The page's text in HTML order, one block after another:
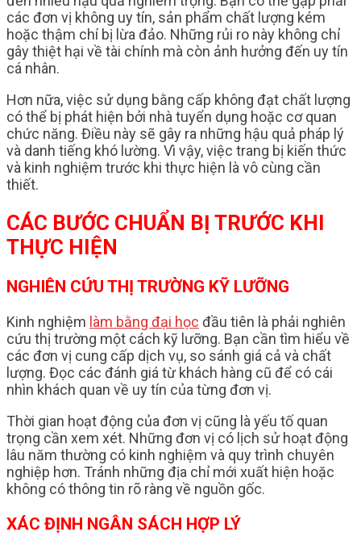
các đơn vị không uy tín, sản phẩm chất lượng kém
hoặc thậm chí bị lừa đảo. Những rủi ro này không chỉ
gây thiệt hại về tài chính mà còn ảnh hưởng đến uy tín
cá nhân.
Hơn nữa, việc sử dụng bằng cấp không đạt chất lượng
có thể bị phát hiện bởi nhà tuyển dụng hoặc cơ quan
chức năng. Điều này sẽ gây ra những hậu quả pháp lý
và danh tiếng khó lường. Vì vậy, việc trang bị kiến thức
và kinh nghiệm trước khi thực hiện là vô cùng cần
thiết.
CÁC BƯỚC CHUẨN BỊ TRƯỚC KHI
THỰC HIỆN
NGHIÊN CỨU THỊ TRƯỜNG KỸ LƯỠNG
Kinh nghiệm làm bằng đại học đầu tiên là phải nghiên
cứu thị trường một cách kỹ lưỡng. Bạn cần tìm hiểu về
các đơn vị cung cấp dịch vụ, so sánh giá cả và chất
lượng. Đọc các đánh giá từ khách hàng cũ để có cái
nhìn khách quan về uy tín của từng đơn vị.
Thời gian hoạt động của đơn vị cũng là yếu tố quan
trọng cần xem xét. Những đơn vị có lịch sử hoạt động
lâu năm thường có kinh nghiệm và quy trình chuyên
nghiệp hơn. Tránh những địa chỉ mới xuất hiện hoặc
không có thông tin rõ ràng về nguồn gốc.
XÁC ĐỊNH NGÂN SÁCH HỢP LÝ